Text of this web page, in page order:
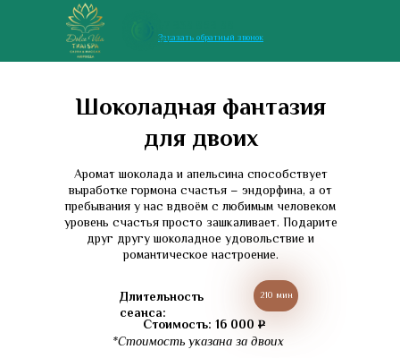
Заказать обратный звонок
87
Шоколадная фантазия
для двоих
210 мин
Аромат шоколада и апельсина способствует
выработке гормона счастья – эндорфина, а от
пребывания у нас вдвоём с любимым человеком
уровень счастья просто зашкаливает. Подарите
друг другу шоколадное удовольствие и
романтическое настроение.
Длительность
сеанса:
Стоимость: 16 000 ₽
*Стоимость указана за двоих